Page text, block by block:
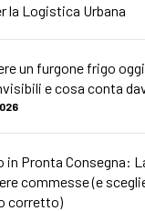
la Logistica Urbana
un furgone frigo
e cosa conta
in Pronta Consegna:
commesse (e
corretto)